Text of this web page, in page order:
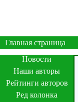
Главная страница
Новости
Наши авторы
Рейтинги авторов
Ред колонка